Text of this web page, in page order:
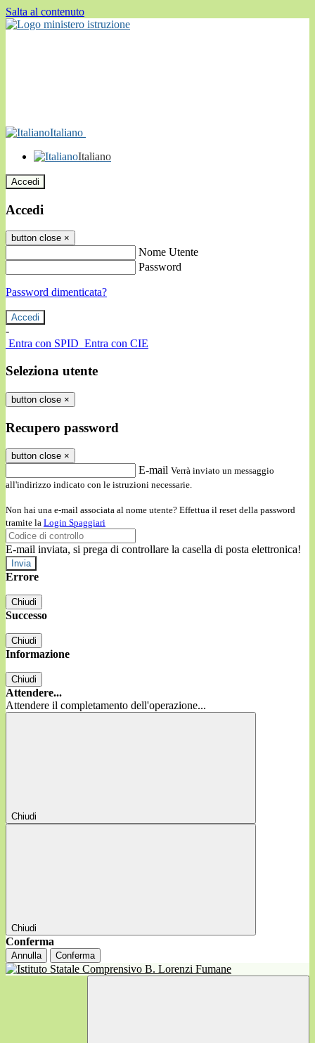
Salta al contenuto
Italiano
Italiano
Accedi
Accedi
button close ×
Nome Utente
Password
Password dimenticata?
-
Entra con SPID Entra con CIE
Seleziona utente
button close ×
Recupero password
button close ×
E-mail Verrà inviato un messaggio
all'indirizzo indicato con le istruzioni necessarie.
Non hai una e-mail associata al nome utente? Effettua il reset della password
tramite la Login Spaggiari
E-mail inviata, si prega di controllare la casella di posta elettronica!
Errore
Chiudi
Successo
Chiudi
Informazione
Chiudi
Attendere...
Attendere il completamento dell'operazione...
Chiudi
Chiudi
Conferma
Annulla Conferma